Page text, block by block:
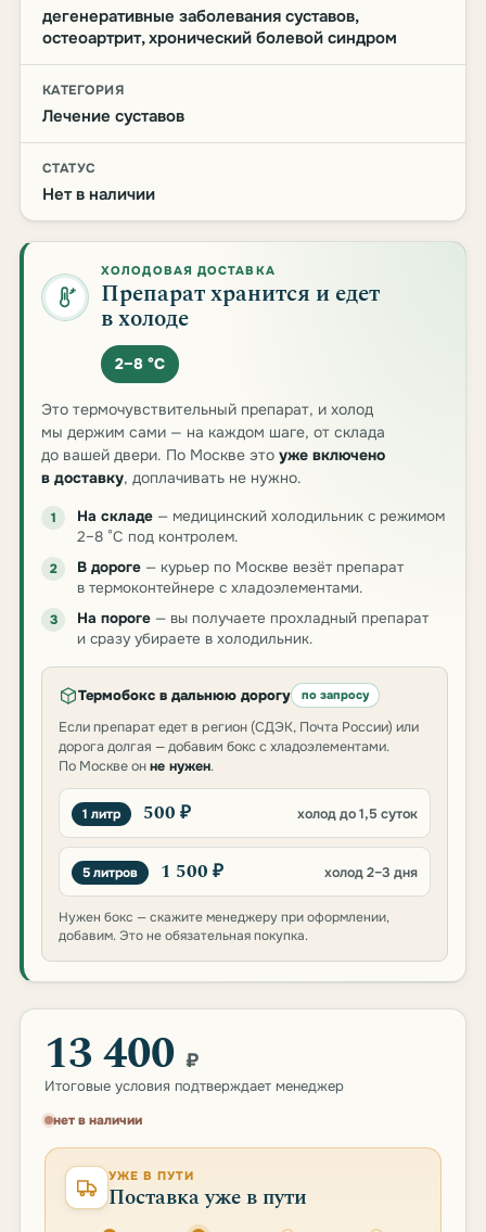
дегенеративные заболевания суставов,
остеоартрит, хронический болевой синдром
КАТЕГОРИЯ
Лечение суставов
СТАТУС
Нет в наличии
ХОЛОДОВАЯ ДОСТАВКА
Препарат хранится и едет
в холоде
2–8 °C
Это термочувствительный препарат, и холод
мы держим сами — на каждом шаге, от склада
до вашей двери. По Москве это уже включено
в доставку, доплачивать не нужно.
1 На складе — медицинский холодильник с режимом
2–8 °C под контролем.
2 В дороге — курьер по Москве везёт препарат
в термоконтейнере с хладоэлементами.
3 На пороге — вы получаете прохладный препарат
и сразу убираете в холодильник.
Термобокс в дальнюю дорогу по запросу
Если препарат едет в регион (СДЭК, Почта России) или
дорога долгая — добавим бокс с хладоэлементами.
По Москве онне нужен.
1 литр 500 ₽ холод до 1,5 суток
5 литров 1 500 ₽ холод 2–3 дня
Нужен бокс — скажите менеджеру при оформлении,
добавим. Это не обязательная покупка.
13 400 ₽
Итоговые условия подтверждает менеджер
нет в наличии
УЖЕ В ПУТИ
Поставка уже в пути